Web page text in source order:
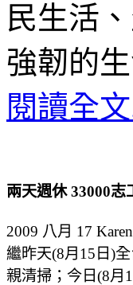
民生活
強韌的
閱讀全
兩天週休 33000志
2009 八月 17
繼昨天(8月15日)
親清掃；今日(8月